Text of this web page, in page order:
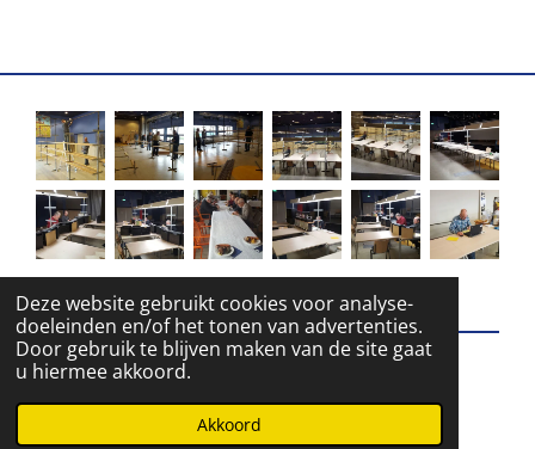
Deze website gebruikt cookies voor analyse-
doeleinden en/of het tonen van advertenties.
Door gebruik te blijven maken van de site gaat
u hiermee akkoord.
Akkoord
© 2016 - 2026 Ogvh